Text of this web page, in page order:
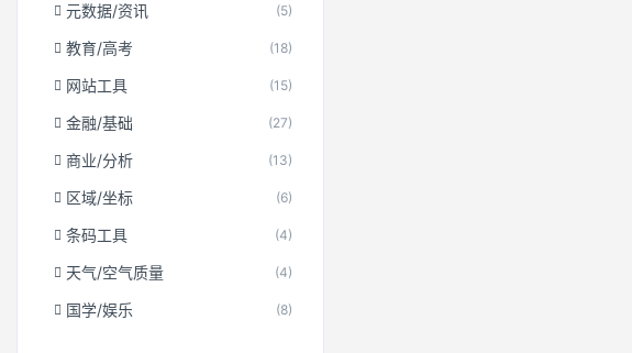
元数据/资讯 (5)
教育/高考 (18)
网站工具 (15)
金融/基础 (27)
商业/分析 (13)
区域/坐标 (6)
条码工具 (4)
天气/空气质量 (4)
国学/娱乐 (8)